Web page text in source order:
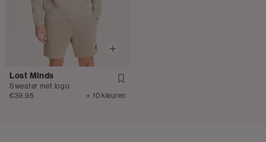
Lost Minds
Sweater met logo
€39.95
+ 10 kleuren